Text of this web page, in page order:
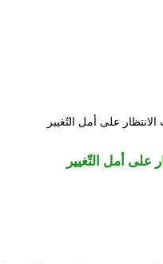
على أمل التّغيير
أمل التّغيير